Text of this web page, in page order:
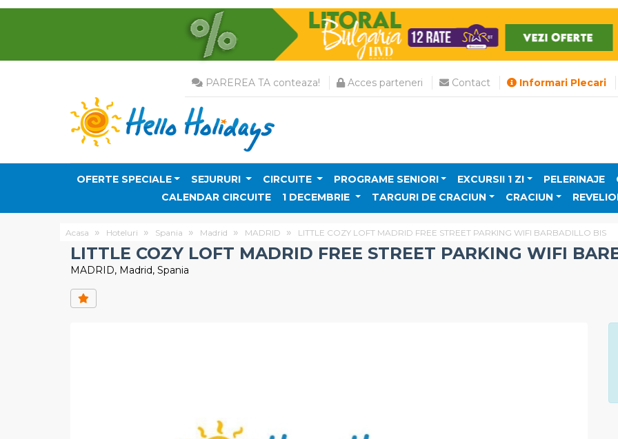
PAREREA TA conteaza! Acces parteneri Contact Informari Plecari
OFERTE SPECIALE SEJURURI CIRCUITE PROGRAME SENIORI EXCURSII 1 ZI PELERINAJE
CALENDAR CIRCUITE
1 DECEMBRIE TARGURI DE CRACIUN CRACIUN
Acasa Hoteluri Spania Madrid MADRID LITTLE COZY LOFT MADRID FREE STREET PARKING WIFI BARBADILLO BIS
LITTLE COZY LOFT MADRID FREE STREET PARKING WIFI
MADRID, Madrid, Spania